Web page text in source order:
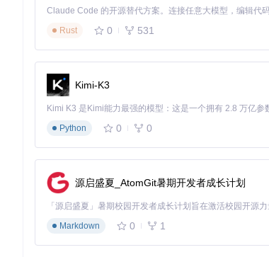
关键注意事项 ：家庭版Windows系统因组策略限
分模块操作指南
基础清理：注册表策略配置
导航至
新建DWORD值
原理：该键值直接控制任务栏Copilot按钮的可见
配置组策略级禁用
Rust
0 531
Kimi-K3
Python
0 0
源启盛夏_AtomGit暑期开发者成长计划
Markdown
0 1